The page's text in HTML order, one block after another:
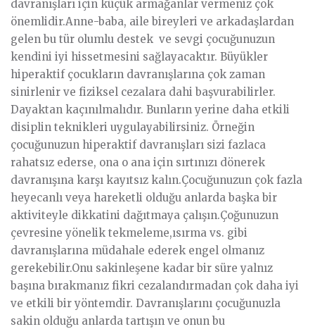
davranışları için küçük armağanlar vermeniz çok
önemlidir.Anne-baba, aile bireyleri ve arkadaşlardan
gelen bu tür olumlu destek ve sevgi çocuğunuzun
kendini iyi hissetmesini sağlayacaktır. Büyükler
hiperaktif çocukların davranışlarına çok zaman
sinirlenir ve fiziksel cezalara dahi başvurabilirler.
Dayaktan kaçınılmalıdır. Bunların yerine daha etkili
disiplin teknikleri uygulayabilirsiniz. Örneğin
çocuğunuzun hiperaktif davranışları sizi fazlaca
rahatsız ederse, ona o ana için sırtınızı dönerek
davranışına karşı kayıtsız kalın.Çocuğunuzun çok fazla
heyecanlı veya hareketli olduğu anlarda başka bir
aktiviteyle dikkatini dağıtmaya çalışın.Çoğunuzun
çevresine yönelik tekmeleme,ısırma vs. gibi
davranışlarına müdahale ederek engel olmanız
gerekebilir.Onu sakinleşene kadar bir süre yalnız
başına bırakmanız fikri cezalandırmadan çok daha iyi
ve etkili bir yöntemdir. Davranışlarını çocuğunuzla
sakin olduğu anlarda tartışın ve onun bu